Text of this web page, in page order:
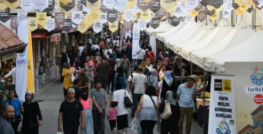
Tokat
Trabzon
Tunceli
Şanlıurfa
Uşak
Van